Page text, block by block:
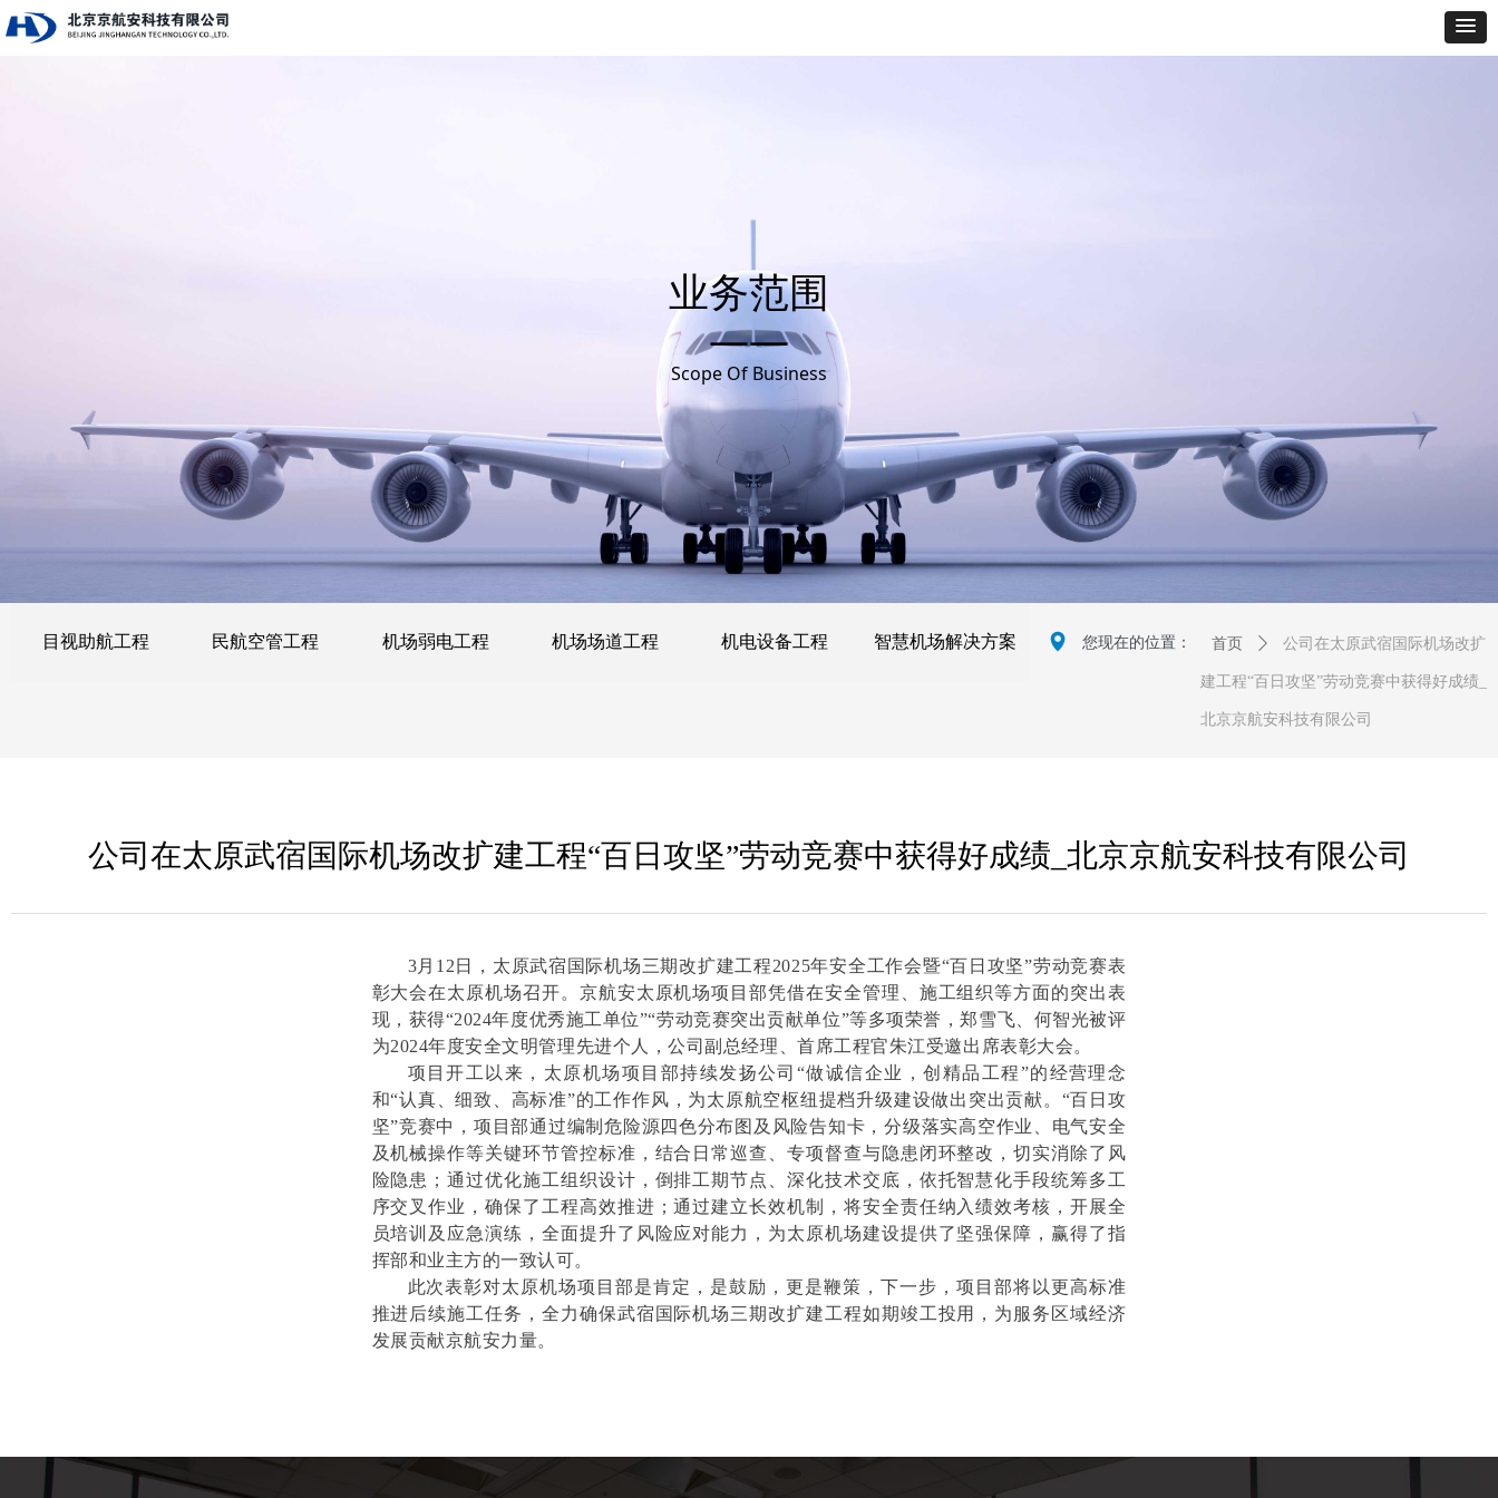
业务范围
——
Scope Of Business
넹 您现在的位置： 首页 ꄲ 公司在太原武宿国际机场改扩
建工程“百日攻坚”劳动竞赛中获得好成绩_
北京京航安科技有限公司
目视助航工程 民航空管工程 机场弱电工程 机场场道工程 机电设备工程 智慧机场解决方案
公司在太原武宿国际机场改扩建工程“百日攻坚”劳动竞赛中获得好成绩_北京京航安科技有限公司
3月12日，太原武宿国际机场三期改扩建工程2025年安全工作会暨“百日攻坚”劳动竞赛表
彰大会在太原机场召开。京航安太原机场项目部凭借在安全管理、施工组织等方面的突出表
现，获得“2024年度优秀施工单位”“劳动竞赛突出贡献单位”等多项荣誉，郑雪飞、何智光被评
为2024年度安全文明管理先进个人，公司副总经理、首席工程官朱江受邀出席表彰大会。
项目开工以来，太原机场项目部持续发扬公司“做诚信企业，创精品工程”的经营理念
和“认真、细致、高标准”的工作作风，为太原航空枢纽提档升级建设做出突出贡献。“百日攻
坚”竞赛中，项目部通过编制危险源四色分布图及风险告知卡，分级落实高空作业、电气安全
及机械操作等关键环节管控标准，结合日常巡查、专项督查与隐患闭环整改，切实消除了风
险隐患；通过优化施工组织设计，倒排工期节点、深化技术交底，依托智慧化手段统筹多工
序交叉作业，确保了工程高效推进；通过建立长效机制，将安全责任纳入绩效考核，开展全
员培训及应急演练，全面提升了风险应对能力，为太原机场建设提供了坚强保障，赢得了指
挥部和业主方的一致认可。
此次表彰对太原机场项目部是肯定，是鼓励，更是鞭策，下一步，项目部将以更高标准
推进后续施工任务，全力确保武宿国际机场三期改扩建工程如期竣工投用，为服务区域经济
发展贡献京航安力量。